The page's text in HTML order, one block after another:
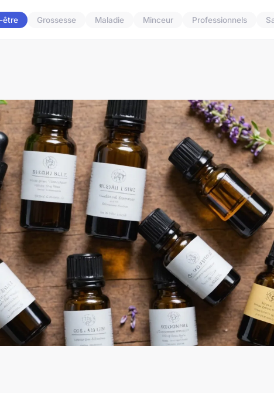
être Grossesse Maladie Minceur Professionnels